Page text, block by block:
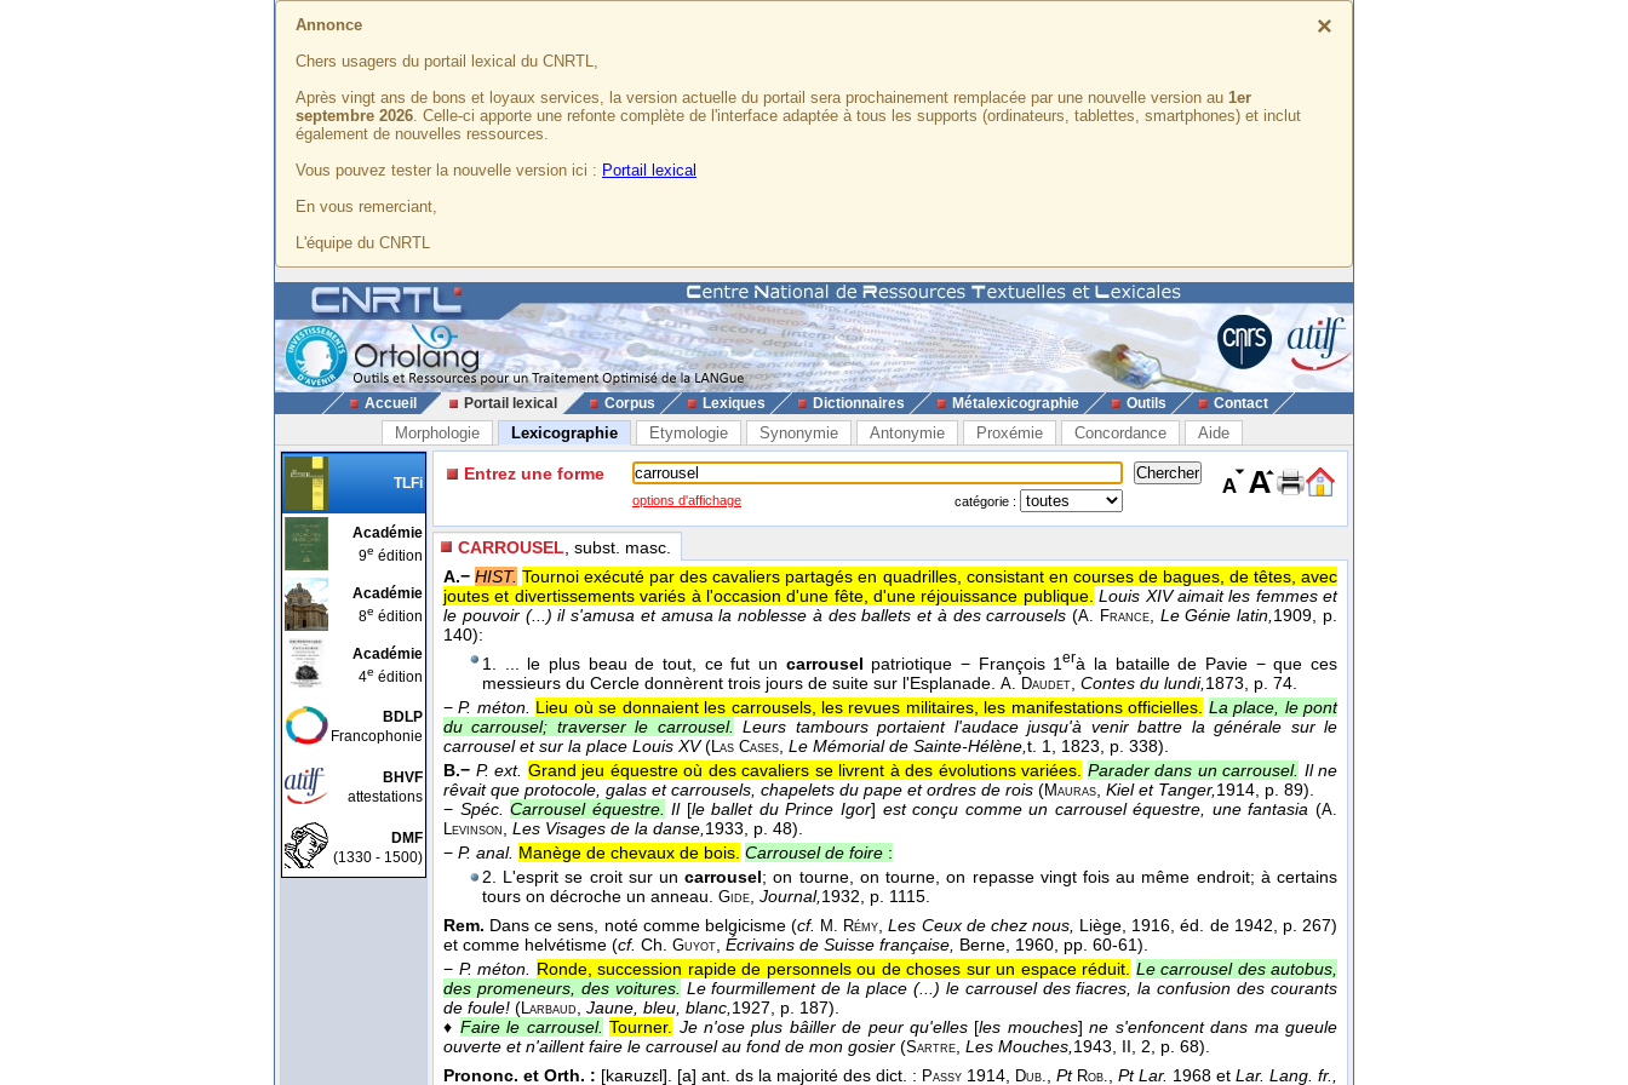
×
Annonce
Chers usagers du portail lexical du CNRTL,
Après vingt ans de bons et loyaux services, la version actuelle du portail sera prochainement remplacée par une nouvelle version au 1er
septembre 2026. Celle-ci apporte une refonte complète de l'interface adaptée à tous les supports (ordinateurs, tablettes, smartphones) et inclut
également de nouvelles ressources.
Vous pouvez tester la nouvelle version ici : Portail lexical
En vous remerciant,
L'équipe du CNRTL
Accueil Portail lexical Corpus Lexiques Dictionnaires Métalexicographie Outils Contact
Morphologie Lexicographie Etymologie Synonymie Antonymie Proxémie Concordance Aide
TLFi
Académie
9e édition
Académie
8e édition
Académie
4e édition
BDLP
Francophonie
BHVF
attestations
DMF
(1330 - 1500)
Entrez une forme
options d'affichage catégorie :
CARROUSEL , subst. masc.
A.− HIST. Tournoi exécuté par des cavaliers partagés en quadrilles, consistant en courses de bagues, de têtes, avec
joutes et divertissements variés à l'occasion d'une fête, d'une réjouissance publique. Louis XIV aimait les femmes et
le pouvoir (...) il s'amusa et amusa la noblesse à des ballets et à des carrousels (A. France, Le Génie latin,1909, p.
140):
1. ... le plus beau de tout, ce fut un carrousel patriotique − François 1erà la bataille de Pavie − que ces
messieurs du Cercle donnèrent trois jours de suite sur l'Esplanade. A. Daudet Contes du lundi, 1873 , p. 74.
−P. méton. Lieu où se donnaient les carrousels, les revues militaires, les manifestations officielles. La place, le pont
du carrousel; traverser le carrousel.
Leurs tambours portaient l'audace jusqu'à venir battre la générale sur le
carrousel et sur la place Louis XV(Las Cases Le Mémorial de Sainte-Hélène, t. 1 , 1823 , p. 338).
B.− P. ext. Grand jeu équestre où des cavaliers se livrent à des évolutions variées. Parader dans un carrousel. Il ne
rêvait que protocole, galas et carrousels, chapelets du pape et ordres de rois (Mauras Kiel et Tanger, 1914 , p. 89).
− Spéc. Carrousel équestre. Il[le ballet du Prince Igor] est conçu comme un carrousel équestre, une fantasia(A.
Levinson
Les Visages de la danse, 1933 , p. 48).
− P. anal. Manège de chevaux de bois. Carrousel de foire :
2. L'esprit se croit sur uncarrousel; on tourne, on tourne, on repasse vingt fois au même endroit; à certains
tours on décroche un anneau. Gide Journal, 1932 , p. 1115.
Rem. Dans ce sens, noté comme belgicisme (cf. M. Rémy ,Les Ceux de chez nous, Liège, 1916, éd. de 1942, p. 267)
et comme helvétisme (cf. Ch. Guyot Écrivains de Suisse française, Berne, 1960, pp. 60-61).
− P. méton. Ronde, succession rapide de personnels ou de choses sur un espace réduit. Le carrousel des autobus,
des promeneurs, des voitures. Le fourmillement de la place (...) le carrousel des fiacres, la confusion des courants
de foule! (Larbaud Jaune, bleu, blanc, 1927 , p. 187).
♦ Faire le carrousel. Tourner. Je n'ose plus bâiller de peur qu'elles [les mouches]ne s'enfoncent dans ma gueule
ouverte et n'aillent faire le carrousel au fond de mon gosier (Sartre Les Mouches, 1943 , II, 2, p. 68).
Prononc. et Orth. : [kaʀuzεl]. [a] ant. ds la majorité des dict. : Passy 1914, Dub. Pt Rob. Pt Lar. 1968 et Lar. Lang. fr.,